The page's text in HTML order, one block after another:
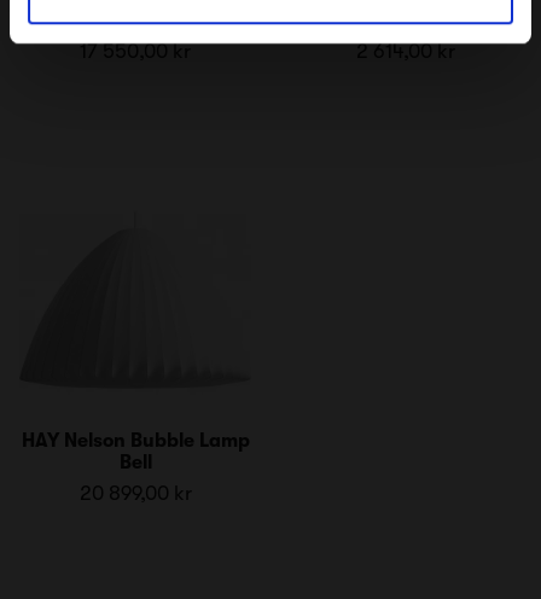
17 550,00 kr 2 614,00 kr
HAY Nelson Bubble Lamp
Bell
20 899,00 kr